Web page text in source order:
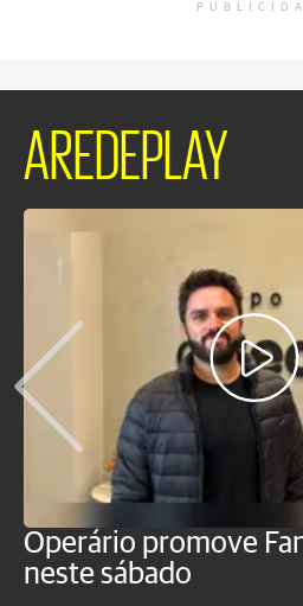
AREDEPLAY
Operário promove
neste sábado